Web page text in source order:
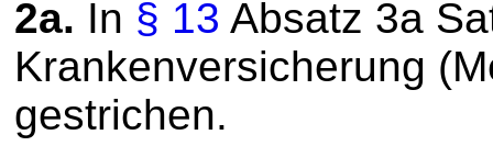
2a. In § 13 Absatz 3a
Krankenversicherung
gestrichen.